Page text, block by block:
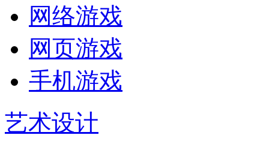
网络游戏
网页游戏
手机游戏
艺术设计